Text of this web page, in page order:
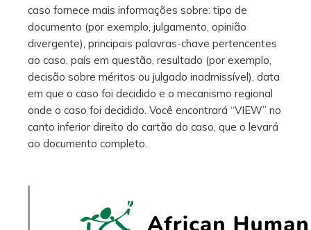
caso fornece mais informações sobre: tipo de
documento (por exemplo, julgamento, opinião
divergente), principais palavras-chave pertencentes
ao caso, país em questão, resultado (por exemplo,
decisão sobre méritos ou julgado inadmissível), data
em que o caso foi decidido e o mecanismo regional
onde o caso foi decidido. Você encontrará “VIEW” no
canto inferior direito do cartão do caso, que o levará
ao documento completo.